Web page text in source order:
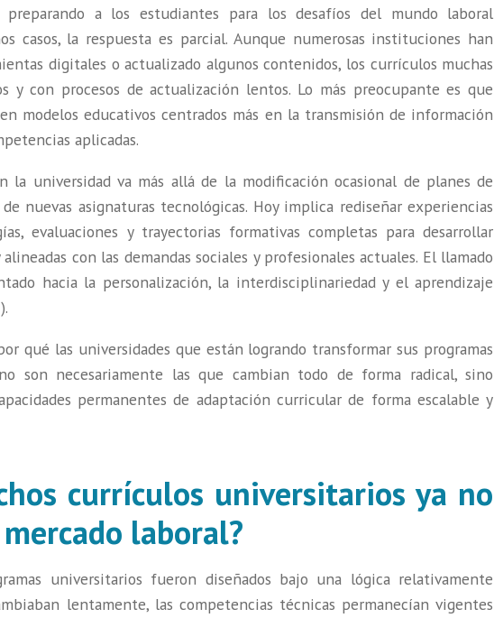
preparando a los estudiantes para los desafíos del mundo laboral
casos, la respuesta es parcial. Aunque numerosas instituciones han
digitales o actualizado algunos contenidos, los currículos muchas
y con procesos de actualización lentos. Lo más preocupante es que
modelos educativos centrados más en la transmisión de información
aplicadas.
la universidad va más allá de la modificación ocasional de planes de
nuevas asignaturas tecnológicas. Hoy implica rediseñar experiencias
evaluaciones y trayectorias formativas completas para desarrollar
con las demandas sociales y profesionales actuales. El llamado
hacia la personalización, la interdisciplinariedad y el aprendizaje
qué las universidades que están logrando transformar sus programas
son necesariamente las que cambian todo de forma radical, sino
permanentes de adaptación curricular de forma escalable y
currículos universitarios ya no
laboral?
universitarios fueron diseñados bajo una lógica relativamente
lentamente, las competencias técnicas permanecían vigentes